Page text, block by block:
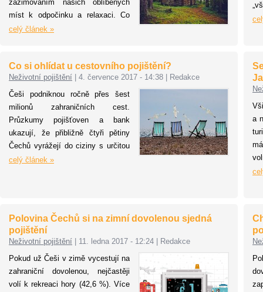
zazimováním našich oblíbených
míst k odpočinku a relaxaci. Co
jsou největší rizika pro chaty a
přírodní živly. Preventivními
opatřeními si můžeme ušetřit
spoustu nepříjemností a peněz,
které bychom museli platit na
odstranění škod z vlastní kapsy.
Pomůže i správně zvolené
pojištění majetku. Na co si dát
pozor při sjednávání pojistky pro
celý článek »
Co si ohlídat u cestovního pojištění?
Neživotní pojištění 4. července 2017 - 14:38
Redakce
Češi podniknou ročně přes šest
milionů zahraničních cest.
Průzkumy pojišťoven a bank
ukazují, že přibližně čtyři pětiny
Čechů vyrážejí do ciziny s určitou
formou cestovního pojištění – ať už
pojistných událostí z cestovního
pojištění, převažují ty z léčebných
výloh.
celý článek »
a
Polovina Čechů si na zimní dovolenou sjedná
pojištění
Neživotní pojištění 11. ledna 2017 - 12:24
Redakce
Pokud už Češi v zimě vycestují na
zahraniční dovolenou, nejčastěji
volí k rekreaci hory (42,6 %). Více